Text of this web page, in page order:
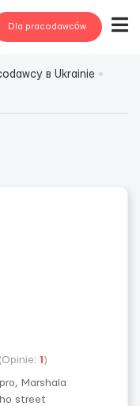
Dla pracodawców
в Ukrainie
(Opinie: 1 )
Marshala
street